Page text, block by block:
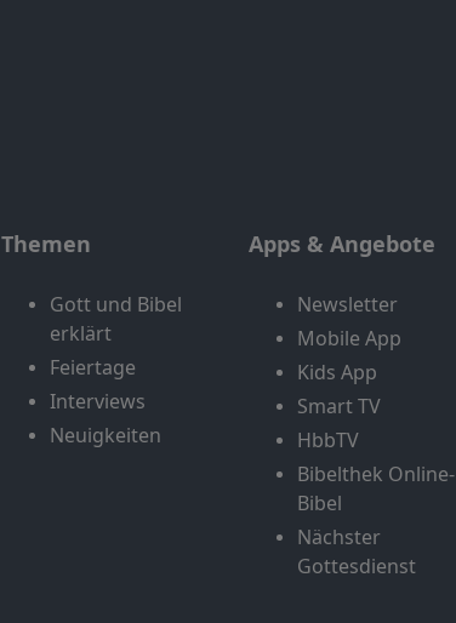
Themen
Gott und Bibel
erklärt
Feiertage
Interviews
Neuigkeiten
Apps & Angebote
Newsletter
Mobile App
Kids App
Smart TV
HbbTV
Bibelthek Online-
Bibel
Nächster
Gottesdienst